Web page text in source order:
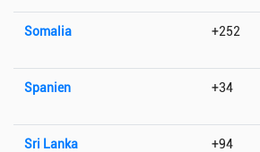
Somalia +252
Spanien +34
Sri Lanka +94